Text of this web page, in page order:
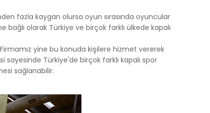
fazla kaygan olursa oyun sırasında oyuncular
bağlı olarak Türkiye ve birçok farklı ülkede kapalı
yine bu konuda kişilere hizmet vererek
Türkiye'de birçok farklı kapalı spor
sağlanabilir.